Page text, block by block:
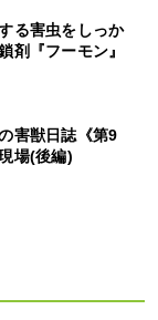
る害虫をしっか
剤『フーモン』
害獣日誌《第9
場(後編)